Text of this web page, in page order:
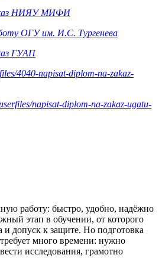
НИЯУ МИФИ
ОГУ им. И.С. Тургенева
ГУАП
4040-napisat-diplom-na-zakaz-
napisat-diplom-na-zakaz-ugatu-
работу: быстро, удобно, надёжно
этап в обучении, от которого
и допуск к защите. Но подготовка
много времени: нужно
исследования, грамотно